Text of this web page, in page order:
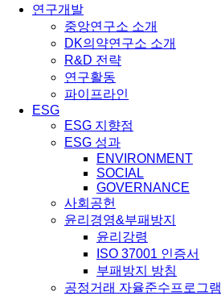
연구개발
중앙연구소 소개
DK의약연구소 소개
R&D 전략
연구활동
파이프라인
ESG
ESG 지향점
ESG 성과
ENVIRONMENT
SOCIAL
GOVERNANCE
사회공헌
윤리경영&부패방지
윤리강령
ISO 37001 인증서
부패방지 방침
공정거래 자율준수프로그램